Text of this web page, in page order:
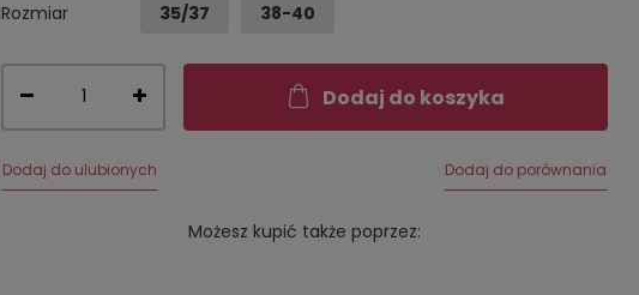
Rozmiar 35/37 38-40
Dodaj do koszyka
Dodaj do ulubionych Dodaj do porównania
Możesz kupić także poprzez: